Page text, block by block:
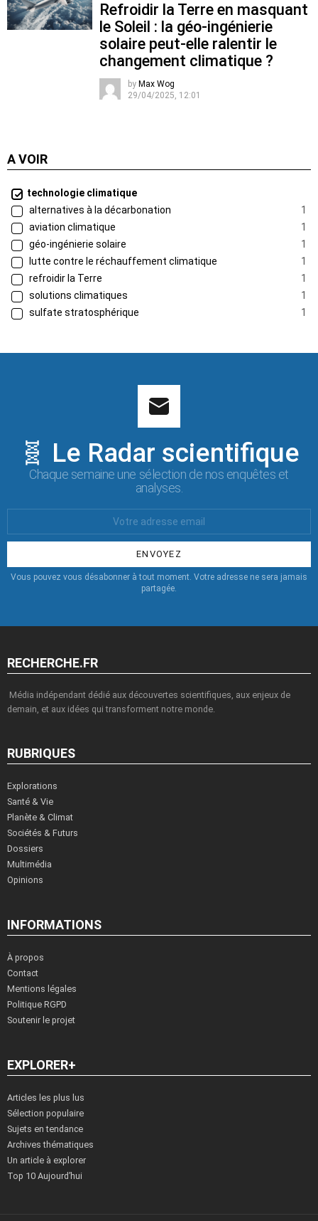
Refroidir la Terre en masquant
le Soleil : la géo-ingénierie
solaire peut-elle ralentir le
changement climatique ?
by Max Wog
29/04/2025, 12:01
A VOIR
technologie climatique
alternatives à la décarbonation
1
aviation climatique
1
géo-ingénierie solaire
1
lutte contre le réchauffement climatique
1
refroidir la Terre
1
solutions climatiques
1
sulfate stratosphérique
1
🧬 Le Radar scientifique
Chaque semaine une sélection de nos enquêtes et
analyses.
:
Vous pouvez vous désabonner à tout moment. Votre adresse ne sera jamais
partagée.
RECHERCHE.FR
Média indépendant dédié aux découvertes scientifiques, aux enjeux de
demain, et aux idées qui transforment notre monde.
RUBRIQUES
Explorations
Santé & Vie
Planète & Climat
Sociétés & Futurs
Dossiers
Multimédia
Opinions
INFORMATIONS
À propos
Contact
Mentions légales
Politique RGPD
Soutenir le projet
EXPLORER+
Articles les plus lus
Sélection populaire
Sujets en tendance
Archives thématiques
Un article à explorer
Top 10 Aujourd’hui